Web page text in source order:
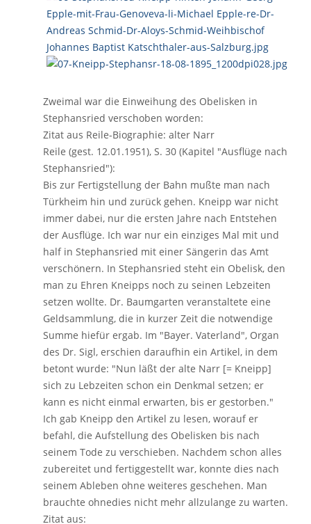
Zweimal war die Einweihung des Obelisken in
Stephansried verschoben worden:
Zitat aus Reile-Biographie: alter Narr
Reile (gest. 12.01.1951), S. 30 (Kapitel "Ausflüge nach
Stephansried"):
Bis zur Fertigstellung der Bahn mußte man nach
Türkheim hin und zurück gehen. Kneipp war nicht
immer dabei, nur die ersten Jahre nach Entstehen
der Ausflüge. Ich war nur ein einziges Mal mit und
half in Stephansried mit einer Sängerin das Amt
verschönern. In Stephansried steht ein Obelisk, den
man zu Ehren Kneipps noch zu seinen Lebzeiten
setzen wollte. Dr. Baumgarten veranstaltete eine
Geldsammlung, die in kurzer Zeit die notwendige
Summe hiefür ergab. Im "Bayer. Vaterland", Organ
des Dr. Sigl, erschien daraufhin ein Artikel, in dem
betont wurde: "Nun läßt der alte Narr [= Kneipp]
sich zu Lebzeiten schon ein Denkmal setzen; er
kann es nicht einmal erwarten, bis er gestorben."
Ich gab Kneipp den Artikel zu lesen, worauf er
befahl, die Aufstellung des Obelisken bis nach
seinem Tode zu verschieben. Nachdem schon alles
zubereitet und fertiggestellt war, konnte dies nach
seinem Ableben ohne weiteres geschehen. Man
brauchte ohnedies nicht mehr allzulange zu warten.
Zitat aus: